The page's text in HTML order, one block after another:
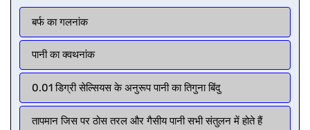
बर्फ का गलनांक
पानी का क्वथनांक
0.01 डिग्री सेल्सियस के अनुरूप पानी का तिगुना बिंदु
तापमान जिस पर ठोस तरल और गैसीय पानी सभी संतुलन में होते हैं